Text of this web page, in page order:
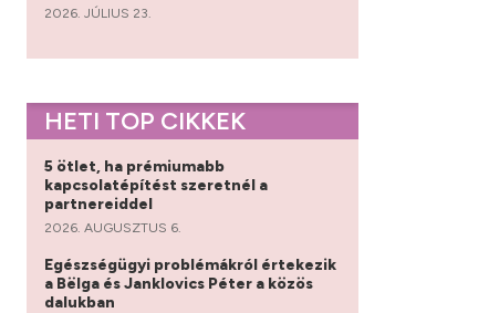
2026. JÚLIUS 23.
HETI TOP CIKKEK
5 ötlet, ha prémiumabb
kapcsolatépítést szeretnél a
partnereiddel
2026. AUGUSZTUS 6.
Egészségügyi problémákról értekezik
a Bëlga és Janklovics Péter a közös
dalukban